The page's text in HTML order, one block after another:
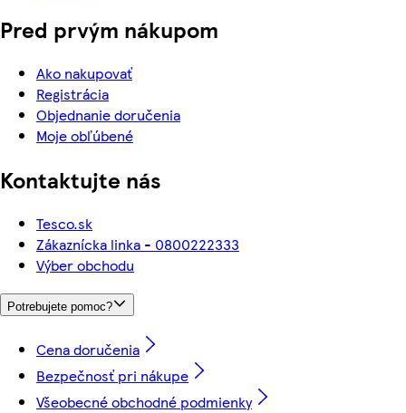
Pred prvým nákupom
Ako nakupovať
Registrácia
Objednanie doručenia
Moje obľúbené
Kontaktujte nás
Tesco.sk
Zákaznícka linka - 0800222333
Výber obchodu
Potrebujete pomoc?
Cena doručenia
Bezpečnosť pri nákupe
Všeobecné obchodné podmienky